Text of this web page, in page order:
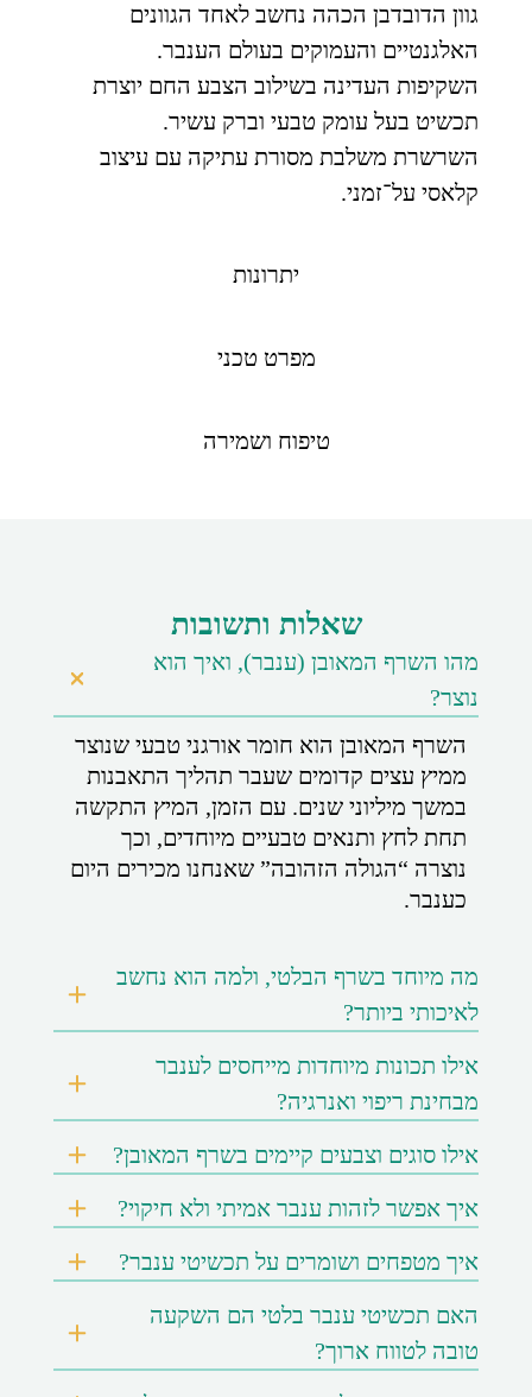
יתרונות
מפרט טכני
טיפוח ושמירה
גוון הדובדבן הכהה נחשב לאחד הגוונים
האלגנטיים והעמוקים בעולם הענבר.
השקיפות העדינה בשילוב הצבע החם יוצרת
תכשיט בעל עומק טבעי וברק עשיר.
השרשרת משלבת מסורת עתיקה עם עיצוב
קלאסי על־זמני.
שאלות ותשובות
מהו השרף המאובן (ענבר), ואיך הוא
נוצר?
השרף המאובן הוא חומר אורגני טבעי שנוצר
ממיץ עצים קדומים שעבר תהליך התאבנות
במשך מיליוני שנים. עם הזמן, המיץ התקשה
תחת לחץ ותנאים טבעיים מיוחדים, וכך
נוצרה “הגולה הזהובה” שאנחנו מכירים היום
כענבר.
מה מיוחד בשרף הבלטי, ולמה הוא נחשב
לאיכותי ביותר?
אילו תכונות מיוחדות מייחסים לענבר
מבחינת ריפוי ואנרגיה?
אילו סוגים וצבעים קיימים בשרף המאובן?
איך אפשר לזהות ענבר אמיתי ולא חיקוי?
איך מטפחים ושומרים על תכשיטי ענבר?
האם תכשיטי ענבר בלטי הם השקעה
טובה לטווח ארוך?